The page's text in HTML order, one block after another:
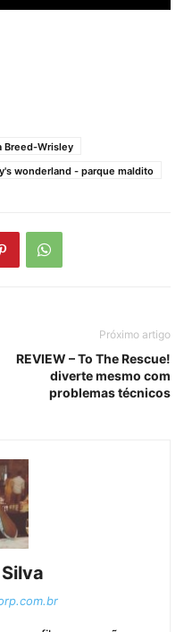
Breed-Wrisley
wonderland - parque maldito
Próximo artigo
REVIEW – To The Rescue!
diverte mesmo com
problemas técnicos